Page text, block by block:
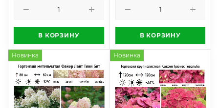
В КОРЗИНУ В КОРЗИНУ
Новинка Новинка